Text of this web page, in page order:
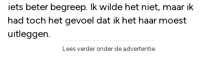
iets beter begreep. Ik wilde het niet, maar ik
had toch het gevoel dat ik het haar moest
uitleggen.
Lees verder onder de advertentie